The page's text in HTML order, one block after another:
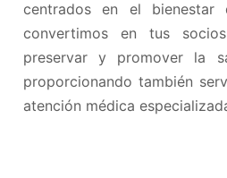
centrados en el bienestar
convertimos en tus
preservar y promover la
proporcionando también
atención médica